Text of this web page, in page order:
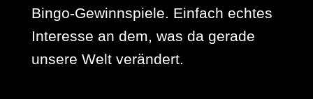
Bingo-Gewinnspiele. Einfach echtes
Interesse an dem, was da gerade
unsere Welt verändert.